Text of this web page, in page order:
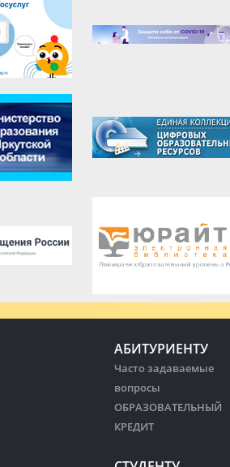
АБИТУРИЕНТУ
Часто задаваемые
вопросы
ОБРАЗОВАТЕЛЬНЫЙ
КРЕДИТ